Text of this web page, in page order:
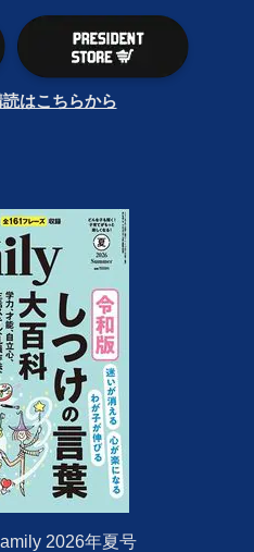
はこちらから
2026年夏号